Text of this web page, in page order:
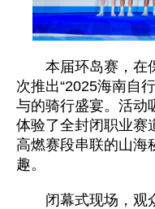
本届环岛赛，在
次推出“2025海南自
与的骑行盛宴。活动
体验了全封闭职业赛
高燃赛段串联的山海
趣。
闭幕式现场，观